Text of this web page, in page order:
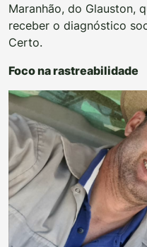
Maranhão, do Glauston,
receber o diagnóstico
Certo.
Foco na rastreabilidade